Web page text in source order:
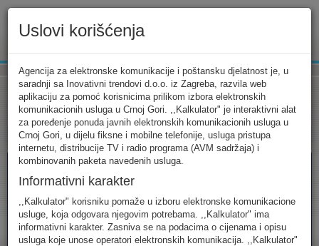
Tarifni kalkulator Uslovi korišćenja Kontakt
Tarifni kalkulator
Odaberite usluge koje koristite, popunite sva potrebna polja i
izaberite za sebe ono najbolje...
Uslovi korišćenja
Agencija za elektronske komunikacije i poštansku djelatnost je, u
saradnji sa Inovativni trendovi d.o.o. iz Zagreba, razvila web
aplikaciju za pomoć korisnicima prilikom izbora elektronskih
komunikacionih usluga u Crnoj Gori. ,,Kalkulator" je interaktivni alat
za poređenje ponuda javnih elektronskih komunikacionih usluga u
Crnoj Gori, u dijelu fiksne i mobilne telefonije, usluga pristupa
internetu, distribucije TV i radio programa (AVM sadržaja) i
kombinovanih paketa navedenih usluga.
Informativni karakter
,,Kalkulator" korisniku pomaže u izboru elektronske komunikacione
usluge, koja odgovara njegovim potrebama. ,,Kalkulator" ima
informativni karakter. Zasniva se na podacima o cijenama i opisu
usluga koje unose operatori elektronskih komunikacija. ,,Kalkulator"